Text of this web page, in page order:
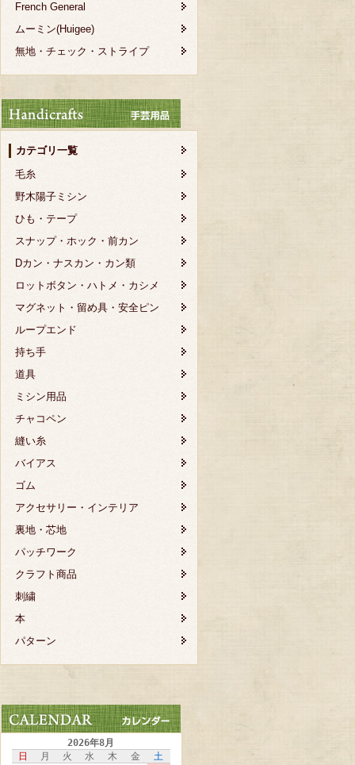
French General
ムーミン(Huigee)
無地・チェック・ストライプ
カテゴリ一覧
毛糸
野木陽子ミシン
ひも・テープ
スナップ・ホック・前カン
Dカン・ナスカン・カン類
ロットボタン・ハトメ・カシメ
マグネット・留め具・安全ピン
ループエンド
持ち手
道具
ミシン用品
チャコペン
縫い糸
バイアス
ゴム
アクセサリー・インテリア
裏地・芯地
パッチワーク
クラフト商品
刺繍
本
パターン